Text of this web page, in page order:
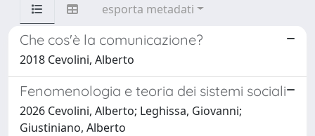
esporta metadati
Che cos'è la comunicazione?
2018 Cevolini, Alberto
Fenomenologia e teoria dei sistemi sociali
2026 Cevolini, Alberto; Leghissa, Giovanni;
Giustiniano, Alberto